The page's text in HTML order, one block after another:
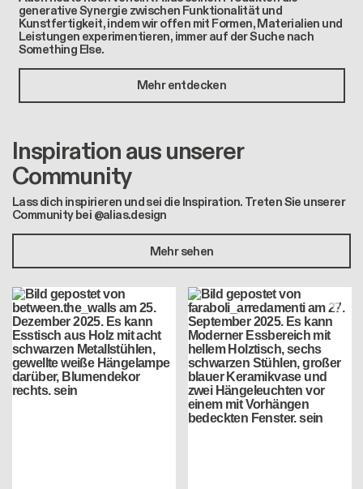
generative Synergie zwischen Funktionalität und
Kunstfertigkeit, indem wir offen mit Formen, Materialien und
Leistungen experimentieren, immer auf der Suche nach
Something Else.
Mehr entdecken
Inspiration aus unserer
Community
Lass dich inspirieren und sei die Inspiration. Treten Sie unserer
Community bei @alias.design
Mehr sehen